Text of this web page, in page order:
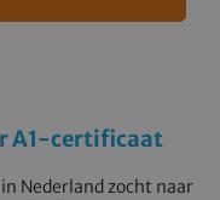
A1-certificaat
Nederland zocht naar